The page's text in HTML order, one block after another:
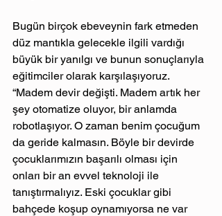
Bugün birçok ebeveynin fark etmeden
düz mantıkla gelecekle ilgili vardığı
büyük bir yanılgı ve bunun sonuçlarıyla
eğitimciler olarak karşılaşıyoruz.
“Madem devir değişti. Madem artık her
şey otomatize oluyor, bir anlamda
robotlaşıyor. O zaman benim çocuğum
da geride kalmasın. Böyle bir devirde
çocuklarımızın başarılı olması için
onları bir an evvel teknoloji ile
tanıştırmalıyız. Eski çocuklar gibi
bahçede koşup oynamıyorsa ne var